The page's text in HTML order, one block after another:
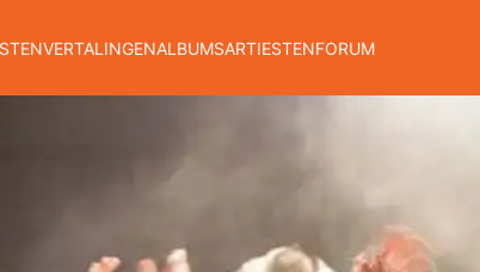
VERTALINGENALBUMSARTIESTENFORUM